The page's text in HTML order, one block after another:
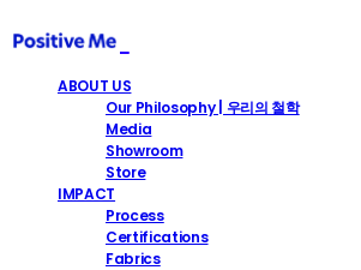
ABOUT US
Our Philosophy | 우리의 철학
Media
Showroom
Store
IMPACT
Process
Certifications
Fabrics